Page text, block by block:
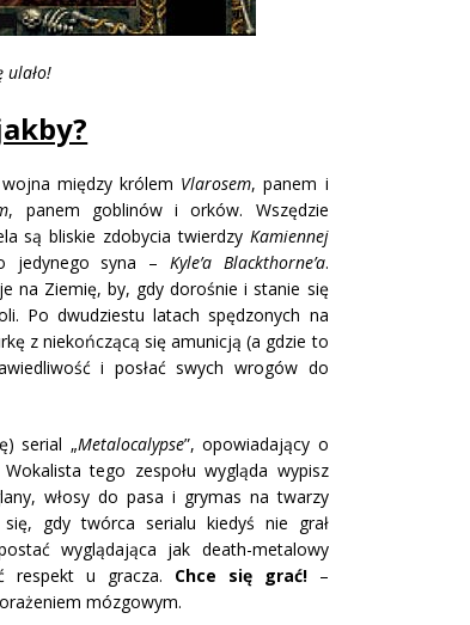
ulało!
między królem Vlarosem, panem i
, panem goblinów i orków. Wszędzie
są bliskie zdobycia twierdzy Kamiennej
jedynego syna – Kyle’a Blackthorne’a.
na Ziemię, by, gdy dorośnie i stanie się
Po dwudziestu latach spędzonych na
z niekończącą się amunicją (a gdzie to
i posłać swych wrogów do
serial „Metalocalypse”, opowiadający o
Wokalista tego zespołu wygląda wypisz
włosy do pasa i grymas na twarzy
gdy twórca serialu kiedyś nie grał
wyglądająca jak death-metalowy
respekt u gracza. Chce się grać!–
mózgowym.